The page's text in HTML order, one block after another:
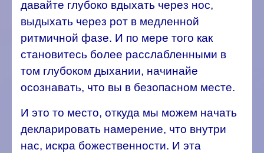
давайте глубоко вдыхать через нос,
выдыхать через рот в медленной
ритмичной фазе. И по мере того как
становитесь более расслабленными в
том глубоком дыхании, начинайе
осознавать, что вы в безопасном месте.
И это то место, откуда мы можем начать
декларировать намерение, что внутри
нас, искра божественности. И эта